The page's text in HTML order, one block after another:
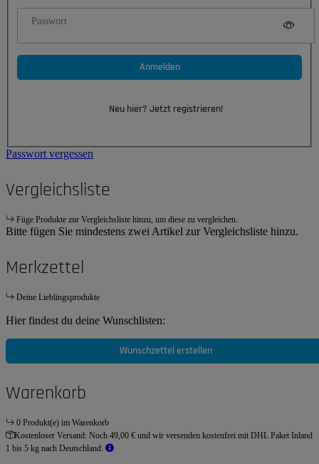
Passwort
Anmelden
Neu hier? Jetzt registrieren!
Passwort vergessen
Vergleichsliste
Füge Produkte zur Vergleichsliste hinzu, um diese zu vergleichen.
Bitte fügen Sie mindestens zwei Artikel zur Vergleichsliste hinzu.
Merkzettel
Deine Lieblingsprodukte
Hier findest du deine Wunschlisten:
Wunschzettel erstellen
Warenkorb
0 Produkt(e) im Warenkorb
Kostenloser Versand: Noch 49,00 € und wir versenden kostenfrei mit DHL Paket Inland
1 bis 5 kg nach Deutschland.